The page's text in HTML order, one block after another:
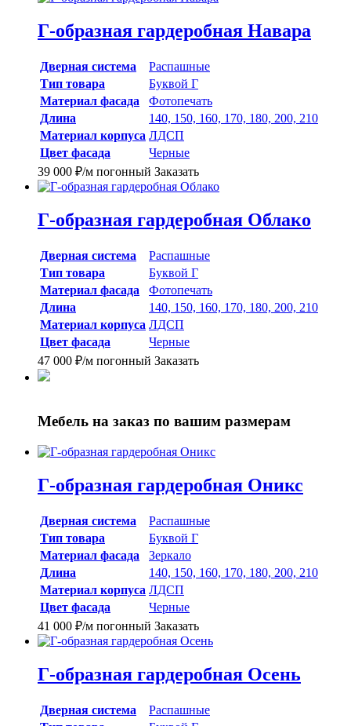
Г-образная гардеробная Навара
Дверная система
Распашные
Тип товара
Буквой Г
Материал фасада
Фотопечать
Длина
140, 150, 160, 170, 180, 200, 210
Материал корпуса ЛДСП
Цвет фасада
Черные
39 000 ₽/м погонный Заказать
Г-образная гардеробная Облако
Дверная система
Распашные
Тип товара
Буквой Г
Материал фасада
Фотопечать
Длина
140, 150, 160, 170, 180, 200, 210
Материал корпуса ЛДСП
Цвет фасада
Черные
47 000 ₽/м погонный Заказать
Мебель на заказ по вашим размерам
Г-образная гардеробная Оникс
Дверная система
Распашные
Тип товара
Буквой Г
Материал фасада
Зеркало
Длина
140, 150, 160, 170, 180, 200, 210
Материал корпуса ЛДСП
Цвет фасада
Черные
41 000 ₽/м погонный Заказать
Г-образная гардеробная Осень
Дверная система
Распашные